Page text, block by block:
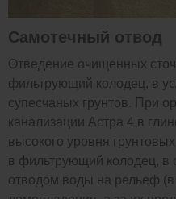
Самотечный отвод
Отведение очищенных
фильтрующий колодец, в
супесчаных грунтов. При
канализации Астра 4 в
высокого уровня
в фильтрующий колодец, в
отводом воды на рельеф (в